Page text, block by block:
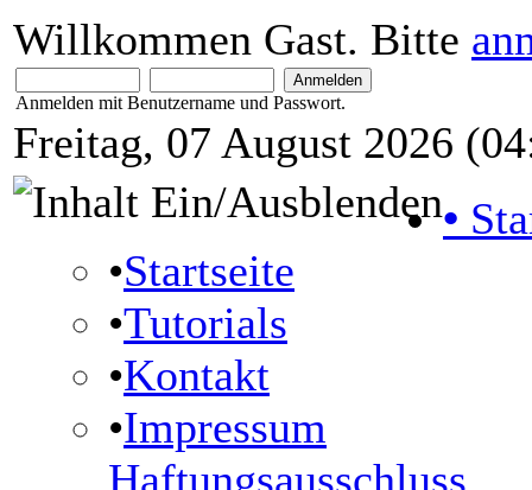
Willkommen Gast. Bitte
Anmelden mit Benutzername und Passwort.
Freitag, 07 August 2026
•
•Startseite
•Tutorials
•Kontakt
•Impressum
Haftungsausschluss